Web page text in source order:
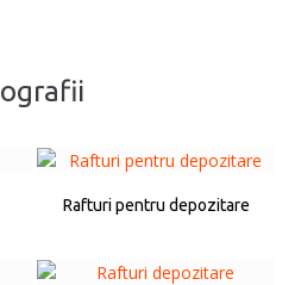
Rafturi pentru depozitare